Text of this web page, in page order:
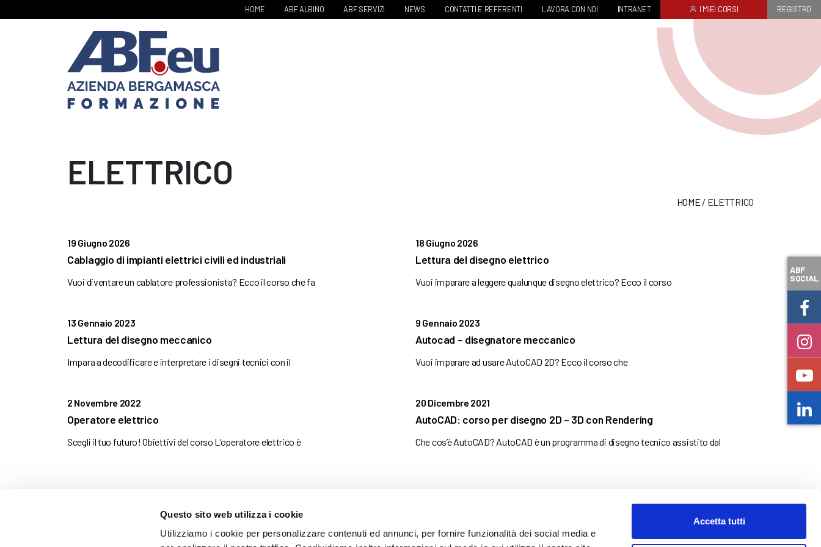
Questo sito web utilizza i cookie
Utilizziamo i cookie per personalizzare contenuti ed annunci, per fornire funzionalità dei social media e
Accetta tutti
HOME ABF ALBINO ABF SERVIZI NEWS CONTATTI E REFERENTI LAVORA CON NOI INTRANET I MIEI CORSI REGISTRO
ELETTRICO
HOME / ELETTRICO
19 Giugno 2026
Cablaggio di impianti elettrici civili ed industriali
Vuoi diventare un cablatore professionista? Ecco il corso che fa
18 Giugno 2026
Lettura del disegno elettrico
Vuoi imparare a leggere qualunque disegno elettrico? Ecco il corso
13 Gennaio 2023
Lettura del disegno meccanico
Impara a decodificare e interpretare i disegni tecnici con il
9 Gennaio 2023
Autocad – disegnatore meccanico
Vuoi imparare ad usare AutoCAD 2D? Ecco il corso che
2 Novembre 2022
Operatore elettrico
Scegli il tuo futuro! Obiettivi del corso L’operatore elettrico è
20 Dicembre 2021
AutoCAD: corso per disegno 2D – 3D con Rendering
Che cos’è AutoCAD? AutoCAD è un programma di disegno tecnico assistito dal
ABF
SOCIAL